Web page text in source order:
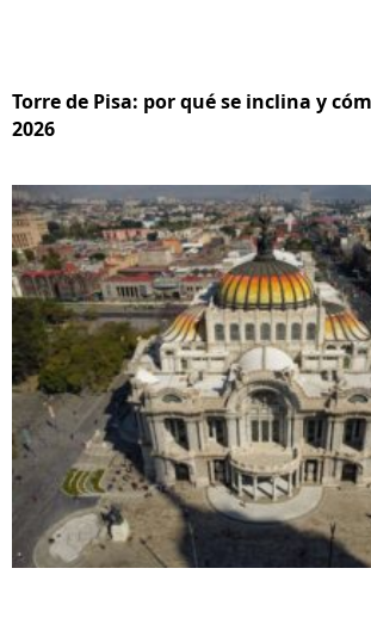
Torre de Pisa: por qué se inclina y
2026